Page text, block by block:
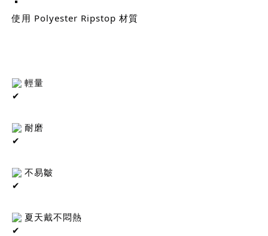
使用 Polyester Ripstop 材質
輕量
耐磨
不易皺
夏天戴不悶熱